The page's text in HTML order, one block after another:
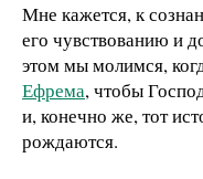
Мне кажется, к
его чувствованию и
этом мы молимся,
Ефрема, чтобы
и, конечно же, тот
рождаются.